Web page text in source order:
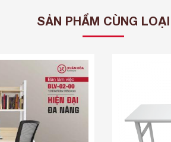
SẢN PHẨM CÙNG LOẠI